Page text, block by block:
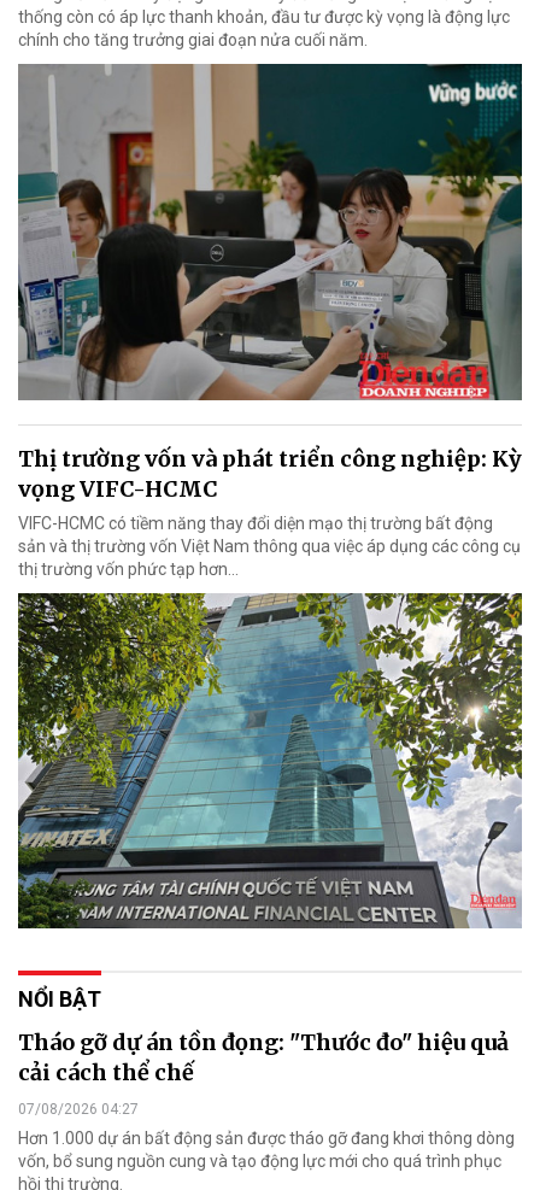
thống còn có áp lực thanh khoản, đầu tư được kỳ vọng là động lực
chính cho tăng trưởng giai đoạn nửa cuối năm.
Thị trường vốn và phát triển công nghiệp: Kỳ
vọng VIFC-HCMC
VIFC-HCMC có tiềm năng thay đổi diện mạo thị trường bất động
sản và thị trường vốn Việt Nam thông qua việc áp dụng các công cụ
thị trường vốn phức tạp hơn...
NỔI BẬT
Tháo gỡ dự án tồn đọng: "Thước đo" hiệu quả
cải cách thể chế
07/08/2026 04:27
Hơn 1.000 dự án bất động sản được tháo gỡ đang khơi thông dòng
vốn, bổ sung nguồn cung và tạo động lực mới cho quá trình phục
hồi thị trường.